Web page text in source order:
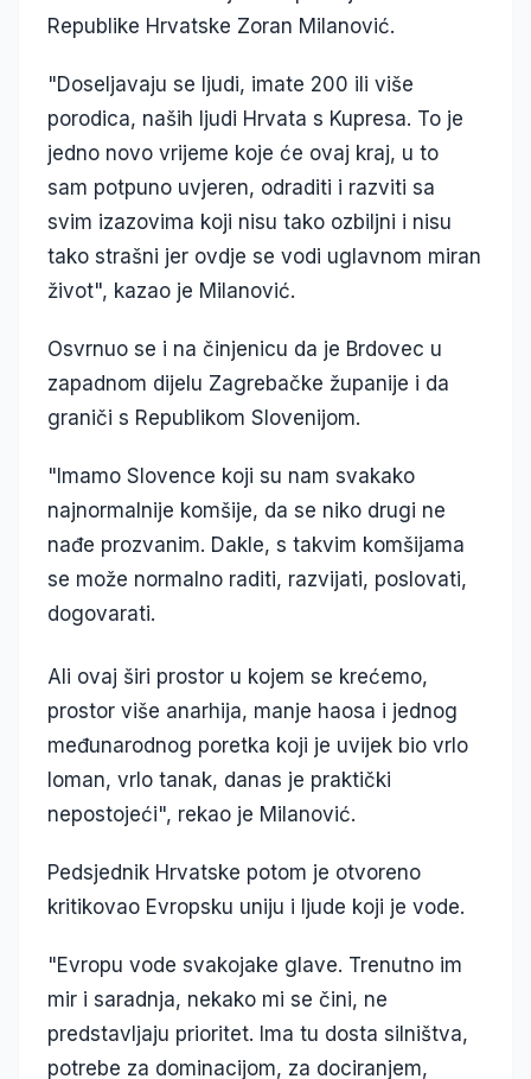
Republike Hrvatske Zoran Milanović.
"Doseljavaju se ljudi, imate 200 ili više
porodica, naših ljudi Hrvata s Kupresa. To je
jedno novo vrijeme koje će ovaj kraj, u to
sam potpuno uvjeren, odraditi i razviti sa
svim izazovima koji nisu tako ozbiljni i nisu
tako strašni jer ovdje se vodi uglavnom miran
život", kazao je Milanović.
Osvrnuo se i na činjenicu da je Brdovec u
zapadnom dijelu Zagrebačke županije i da
graniči s Republikom Slovenijom.
"Imamo Slovence koji su nam svakako
najnormalnije komšije, da se niko drugi ne
nađe prozvanim. Dakle, s takvim komšijama
se može normalno raditi, razvijati, poslovati,
dogovarati.
Ali ovaj širi prostor u kojem se krećemo,
prostor više anarhija, manje haosa i jednog
međunarodnog poretka koji je uvijek bio vrlo
loman, vrlo tanak, danas je praktički
nepostojeći", rekao je Milanović.
Pedsjednik Hrvatske potom je otvoreno
kritikovao Evropsku uniju i ljude koji je vode.
"Evropu vode svakojake glave. Trenutno im
mir i saradnja, nekako mi se čini, ne
predstavljaju prioritet. Ima tu dosta silništva,
potrebe za dominacijom, za dociranjem,